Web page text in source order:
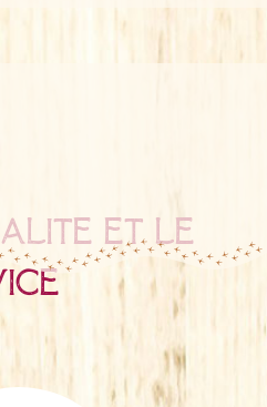
et le